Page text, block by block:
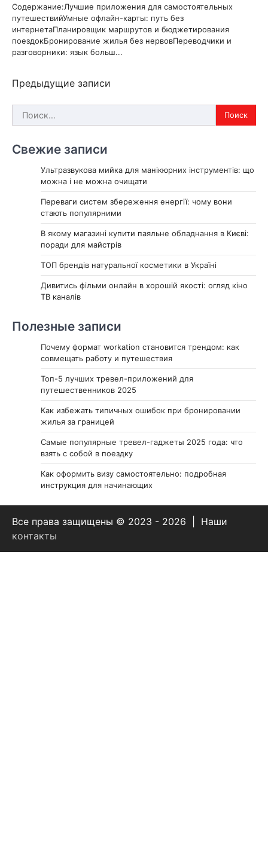
Содержание:Лучшие приложения для самостоятельных
путешествийУмные офлайн-карты: путь без
интернетаПланировщик маршрутов и бюджетирования
поездокБронирование жилья без нервовПереводчики и
разговорники: язык больш...
Навигация
по
записям
Предыдущие записи
Найти:
Свежие записи
Ультразвукова мийка для манікюрних інструментів: що
можна і не можна очищати
Переваги систем збереження енергії: чому вони
стають популярними
В якому магазині купити паяльне обладнання в Києві:
поради для майстрів
ТОП брендів натуральної косметики в Україні
Дивитись фільми онлайн в хорошій якості: огляд кіно
ТВ каналів
Полезные записи
Почему формат workation становится трендом: как
совмещать работу и путешествия
Топ-5 лучших тревел-приложений для
путешественников 2025
Как избежать типичных ошибок при бронировании
жилья за границей
Самые популярные тревел-гаджеты 2025 года: что
взять с собой в поездку
Как оформить визу самостоятельно: подробная
инструкция для начинающих
Все права защищены © 2023 - 2026 | Наши
контакты